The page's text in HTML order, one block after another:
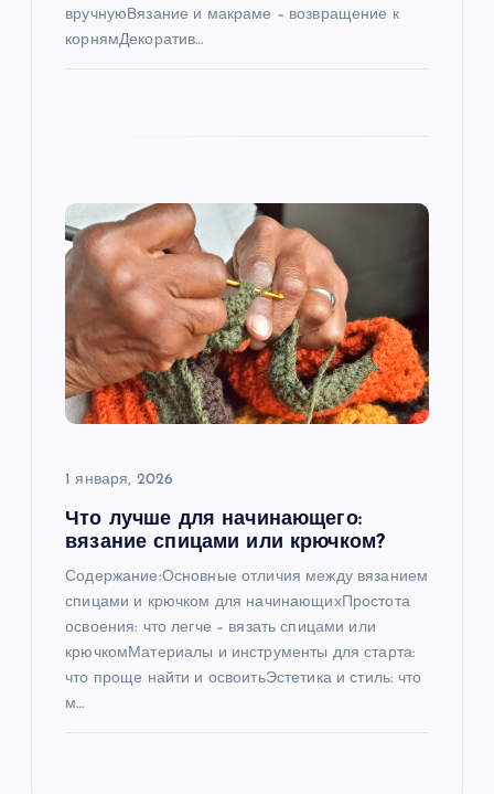
вручнуюВязание и макраме – возвращение к
корнямДекоратив…
1 января, 2026
Что лучше для начинающего:
вязание спицами или крючком?
Содержание:Основные отличия между вязанием
спицами и крючком для начинающихПростота
освоения: что легче – вязать спицами или
крючкомМатериалы и инструменты для старта:
что проще найти и освоитьЭстетика и стиль: что
м…